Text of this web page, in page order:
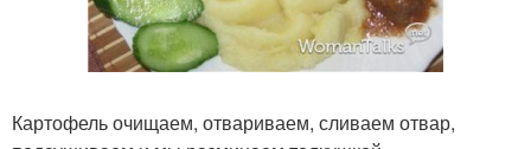
Картофель очищаем, отвариваем, сливаем отвар,